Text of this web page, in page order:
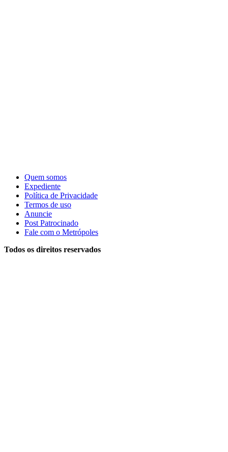
Quem somos
Expediente
Política de Privacidade
Termos de uso
Anuncie
Post Patrocinado
Fale com o Metrópoles
Todos os direitos reservados